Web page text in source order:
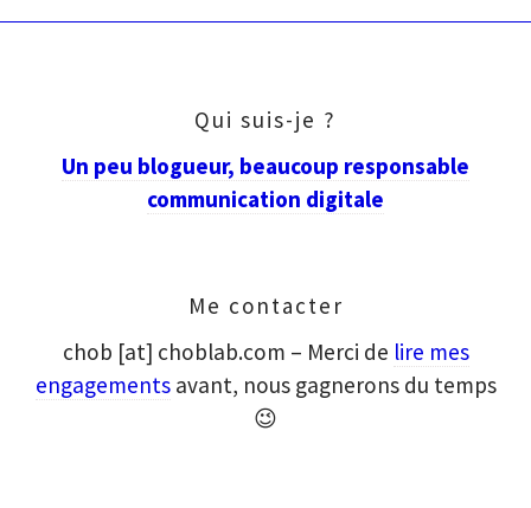
Qui suis-je ?
Un peu blogueur, beaucoup responsable
communication digitale
Me contacter
chob [at] choblab.com – Merci de lire mes
engagementsavant, nous gagnerons du temps
😉